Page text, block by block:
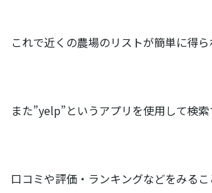
これで近くの農場のリストが簡単に得ら
また”yelp”というアプリを使用して検索
口コミや評価・ランキングなどをみる